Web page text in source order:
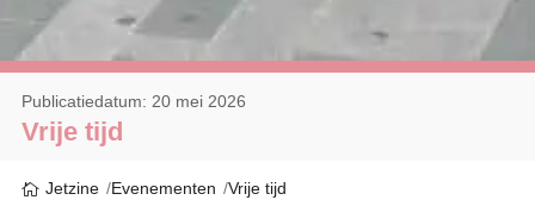
Vrije tijd
Publicatiedatum: 20 mei 2026
Jetzine Evenementen Vrije tijd